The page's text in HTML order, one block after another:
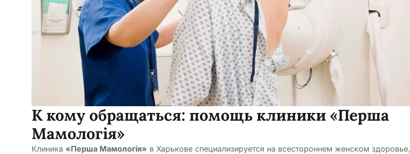
К кому обращаться: помощь клиники «Перша
Мамологія»
Клиника «Перша Мамологія» в Харькове специализируется на всестороннем женском здоровье,